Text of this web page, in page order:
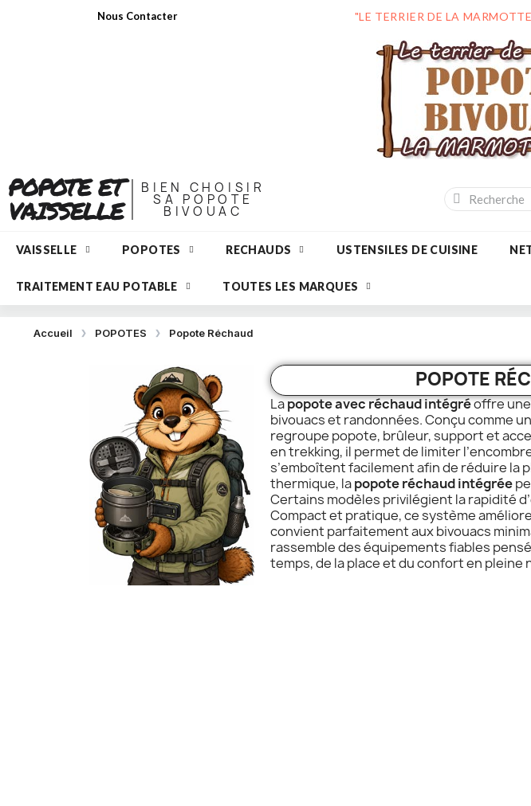
Nous Contacter "LE TERRIER DE LA
POPOTE ET
VAISSELLE
BIEN CHOISIR
SA POPOTE
BIVOUAC
VAISSELLE POPOTES RECHAUDS USTENSILES DE CUISINE
TRAITEMENT EAU POTABLE TOUTES LES MARQUES
Accueil POPOTES Popote Réchaud
POPOTE
Lapopote avec réchaud intégréoffre
bivouacs et randonnées. Conçu comme
regroupe popote, brûleur, support et
en trekking, il permet de limiter
s’emboîtent facilement afin de réduire la
thermique, lapopote réchaud intégrée
Certains modèles privilégient la rapidité
Compact et pratique, ce système
convient parfaitement aux bivouacs
rassemble des équipements fiables
temps, de la place et du confort en pleine